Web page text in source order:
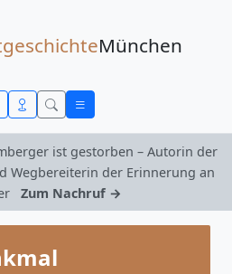
München
ist gestorben – Autorin der
Wegbereiterin der Erinnerung an
Zum Nachruf →